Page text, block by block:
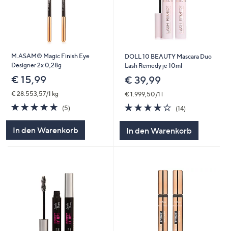
M.ASAM® Magic Finish Eye
Designer 2x 0,28g
€ 15,99
€ 28.553,57/1 kg
5.0
von
(5)5
In den Warenkorb
DOLL 10 BEAUTY Mascara Duo
Lash Remedy je 10ml
€ 39,99
€ 1.999,50/1 l
4.1
von
(14)14
In den Warenkorb